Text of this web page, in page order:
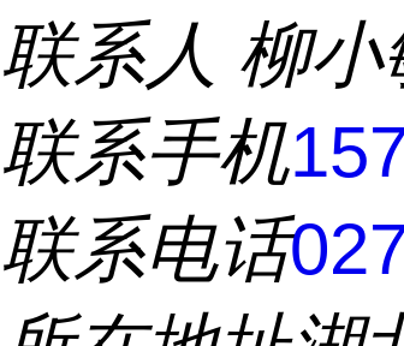
联系人 柳小
联系手机
联系电话